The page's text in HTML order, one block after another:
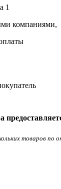
компаниями,
товаров по